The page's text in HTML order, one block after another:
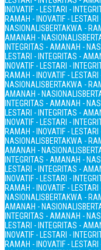
INOVATIF - LESTARI -
RAMAH - INOVATIF -
NASIONALISBERTAKWA -
AMANAH - NASIONALIS
INTEGRITAS - AMANAH -
LESTARI - INTEGRITAS -
INOVATIF - LESTARI -
RAMAH - INOVATIF -
NASIONALISBERTAKWA -
AMANAH - NASIONALIS
INTEGRITAS - AMANAH -
LESTARI - INTEGRITAS -
INOVATIF - LESTARI -
RAMAH - INOVATIF -
NASIONALISBERTAKWA -
AMANAH - NASIONALIS
INTEGRITAS - AMANAH -
LESTARI - INTEGRITAS -
INOVATIF - LESTARI -
RAMAH - INOVATIF -
NASIONALISBERTAKWA -
AMANAH - NASIONALIS
INTEGRITAS - AMANAH -
LESTARI - INTEGRITAS -
INOVATIF - LESTARI -
RAMAH - INOVATIF -